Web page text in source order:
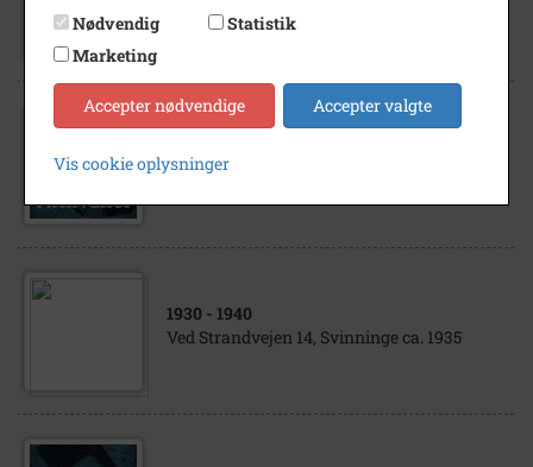
1844- 1905
Christen Christensen, Strandvejen 3,
1930 - 1940
Ved Strandvejen 14, Svinninge ca. 1935
Nødvendig
Statistik
Marketing
Accepter nødvendige Accepter valgte
Vis cookie oplysninger